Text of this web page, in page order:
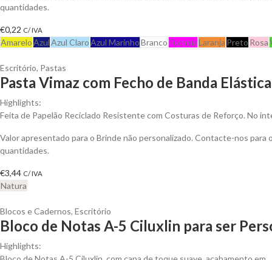
quantidades.
€0,22 C/ IVA
AmareloAzulAzul ClaroAzul MarinhoBrancoFuchsiaLaranja Preto Rosa
Escritório, Pastas
Pasta Vimaz com Fecho de Banda
Highlights:
Feita de Papelão Reciclado Resistente com Costuras de Reforço. No
Valor apresentado para o Brinde não personalizado. Contacte-nos
quantidades.
€3,44 C/ IVA
Natura
Blocos e Cadernos, Escritório
Bloco de Notas A-5 Ciluxlin para ser
Highlights: